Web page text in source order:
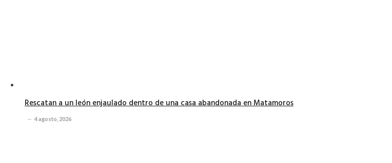
Rescatan a un león enjaulado dentro de una casa abandonada en Matamoros
4 agosto, 2026